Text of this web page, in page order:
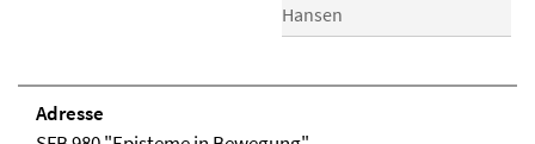
Hansen
Adresse